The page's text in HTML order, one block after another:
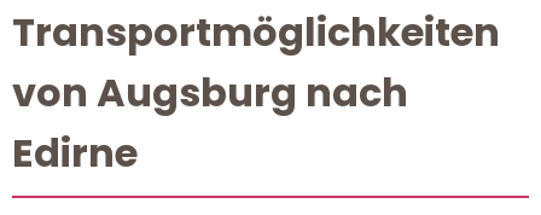
Transportmöglichkeiten
von Augsburg nach
Edirne